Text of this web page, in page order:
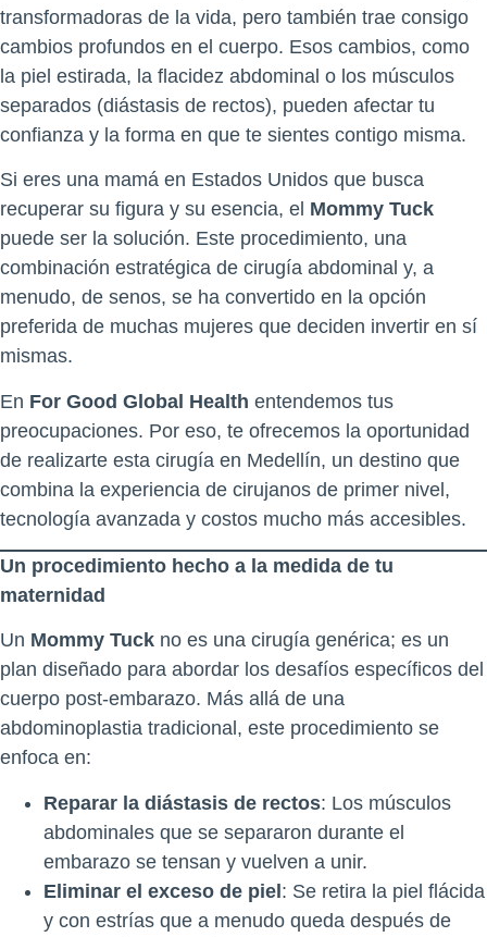
transformadoras de la vida, pero también trae consigo
cambios profundos en el cuerpo. Esos cambios, como
la piel estirada, la flacidez abdominal o los músculos
separados (diástasis de rectos), pueden afectar tu
confianza y la forma en que te sientes contigo misma.
Si eres una mamá en Estados Unidos que busca
recuperar su figura y su esencia, el Mommy Tuck
puede ser la solución. Este procedimiento, una
combinación estratégica de cirugía abdominal y, a
menudo, de senos, se ha convertido en la opción
preferida de muchas mujeres que deciden invertir en sí
mismas.
En For Good Global Health entendemos tus
preocupaciones. Por eso, te ofrecemos la oportunidad
de realizarte esta cirugía en Medellín, un destino que
combina la experiencia de cirujanos de primer nivel,
tecnología avanzada y costos mucho más accesibles.
Un procedimiento hecho a la medida de tu
maternidad
Un Mommy Tuck no es una cirugía genérica; es un
plan diseñado para abordar los desafíos específicos del
cuerpo post-embarazo. Más allá de una
abdominoplastia tradicional, este procedimiento se
enfoca en:
Reparar la diástasis de rectos: Los músculos
abdominales que se separaron durante el
embarazo se tensan y vuelven a unir.
Eliminar el exceso de piel: Se retira la piel flácida
y con estrías que a menudo queda después de